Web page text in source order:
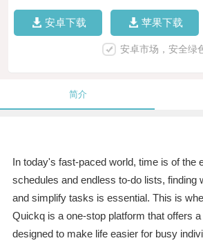
安卓下载 苹果下载
安卓市场，安全绿
简介
In today's fast-paced world, time is of the
schedules and endless to-do lists, finding
and simplify tasks is essential. This is
Quickq is a one-stop platform that offers
designed to make life easier for busy